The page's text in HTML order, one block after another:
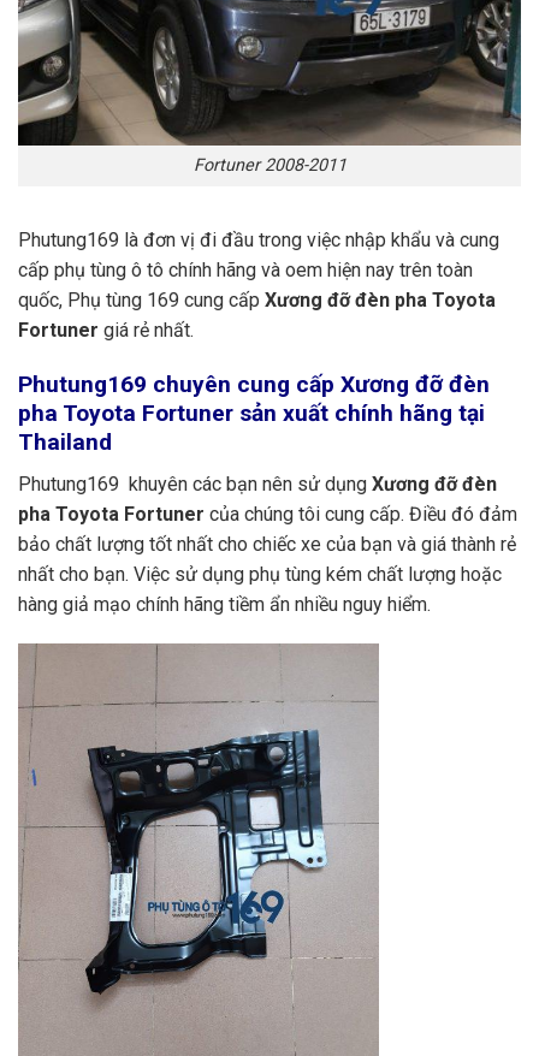
Fortuner 2008-2011
Phutung169 là đơn vị đi đầu trong việc nhập khẩu và cung
cấp phụ tùng ô tô chính hãng và oem hiện nay trên toàn
quốc, Phụ tùng 169 cung cấp Xương đỡ đèn pha Toyota
Fortuner giá rẻ nhất.
Phutung169 chuyên cung cấp Xương đỡ đèn
pha Toyota Fortuner sản xuất chính hãng tại
Thailand
Phutung169 khuyên các bạn nên sử dụng Xương đỡ đèn
pha Toyota Fortuner của chúng tôi cung cấp. Điều đó đảm
bảo chất lượng tốt nhất cho chiếc xe của bạn và giá thành rẻ
nhất cho bạn. Việc sử dụng phụ tùng kém chất lượng hoặc
hàng giả mạo chính hãng tiềm ẩn nhiều nguy hiểm.